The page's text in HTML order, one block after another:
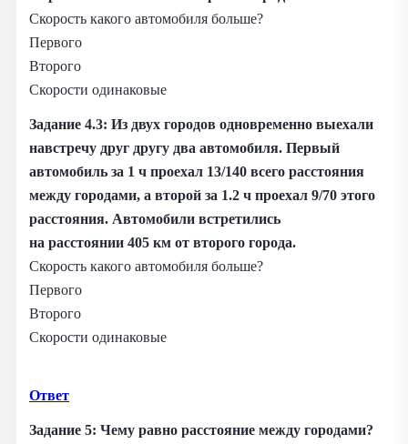
Скорость какого автомобиля больше?
Первого
Второго
Скорости одинаковые
Задание 4.3: Из двух городов одновременно выехали
навстречу друг другу два автомобиля. Первый
автомобиль за 1 ч проехал 13/140 всего расстояния
между городами, а второй за 1.2 ч проехал 9/70 этого
расстояния. Автомобили встретились
на расстоянии 405 км от второго города.
Скорость какого автомобиля больше?
Первого
Второго
Скорости одинаковые
Ответ
Задание 5: Чему равно расстояние между городами?